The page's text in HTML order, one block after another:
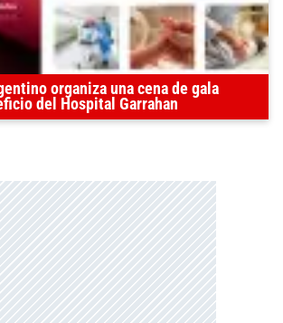
organiza una cena de gala
del Hospital Garrahan